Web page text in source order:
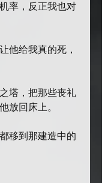
率，反正我也对
他给我真的死，
塔，把那些丧礼
放回床上。
移到那建造中的